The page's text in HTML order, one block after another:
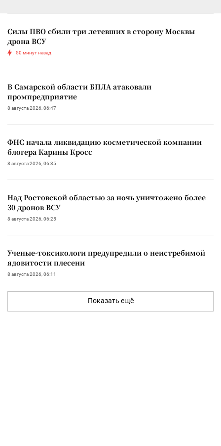
Силы ПВО сбили три летевших в сторону Москвы
дрона ВСУ
50 минут назад
В Самарской области БПЛА атаковали
промпредприятие
8 августа 2026, 06:47
ФНС начала ликвидацию косметической компании
блогера Карины Кросс
8 августа 2026, 06:35
Над Ростовской областью за ночь уничтожено более
30 дронов ВСУ
8 августа 2026, 06:25
Ученые-токсикологи предупредили о неистребимой
ядовитости плесени
8 августа 2026, 06:11
Показать ещё